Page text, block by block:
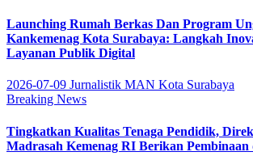
Launching Rumah Berkas Dan Program
Kankemenag Kota Surabaya: Langkah
Layanan Publik Digital
2026-07-09 Jurnalistik MAN Kota Surabaya
Breaking News
Tingkatkan Kualitas Tenaga Pendidik,
Madrasah Kemenag RI Berikan